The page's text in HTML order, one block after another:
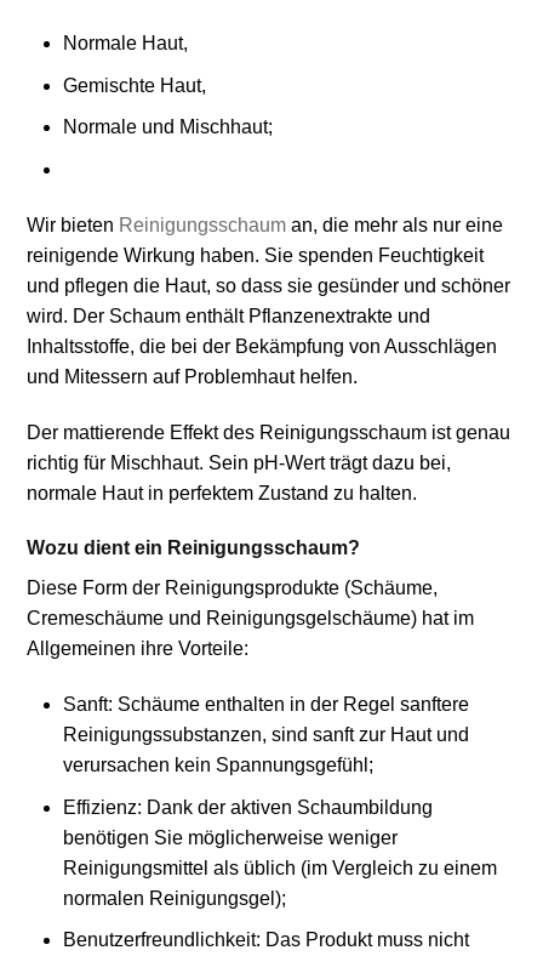
Normale Haut,
Gemischte Haut,
Normale und Mischhaut;
Wir bieten Reinigungsschaum an, die mehr als nur eine
reinigende Wirkung haben. Sie spenden Feuchtigkeit
und pflegen die Haut, so dass sie gesünder und schöner
wird. Der Schaum enthält Pflanzenextrakte und
Inhaltsstoffe, die bei der Bekämpfung von Ausschlägen
und Mitessern auf Problemhaut helfen.
Der mattierende Effekt des Reinigungsschaum ist genau
richtig für Mischhaut. Sein pH-Wert trägt dazu bei,
normale Haut in perfektem Zustand zu halten.
Wozu dient ein Reinigungsschaum?
Diese Form der Reinigungsprodukte (Schäume,
Cremeschäume und Reinigungsgelschäume) hat im
Allgemeinen ihre Vorteile:
Sanft: Schäume enthalten in der Regel sanftere
Reinigungssubstanzen, sind sanft zur Haut und
verursachen kein Spannungsgefühl;
Effizienz: Dank der aktiven Schaumbildung
benötigen Sie möglicherweise weniger
Reinigungsmittel als üblich (im Vergleich zu einem
normalen Reinigungsgel);
Benutzerfreundlichkeit: Das Produkt muss nicht